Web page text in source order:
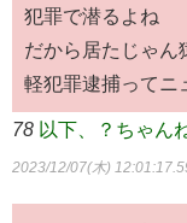
犯罪で潜るよね
だから居たじゃん
軽犯罪逮捕ってニ
78 以下、？ちゃん
2023/12/07(木)